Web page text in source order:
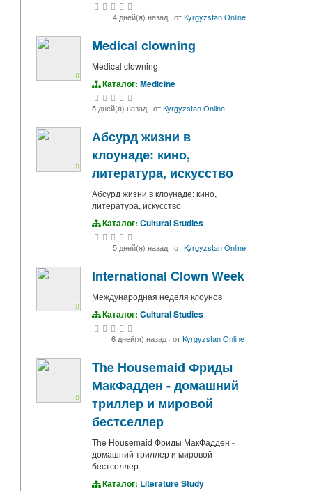
4 дней(я) назад· отKyrgyzstan Online
Medical clowning
Medical clowning
Каталог: Medicine
5 дней(я) назад· отKyrgyzstan Online
Абсурд жизни в
клоунаде: кино,
литература, искусство
Абсурд жизни в клоунаде: кино,
литература, искусство
Каталог: Cultural Studies
5 дней(я) назад· отKyrgyzstan Online
International Clown Week
Международная неделя клоунов
Каталог: Cultural Studies
6 дней(я) назад· отKyrgyzstan Online
The Housemaid Фриды
МакФадден - домашний
триллер и мировой
бестселлер
The Housemaid Фриды МакФадден -
домашний триллер и мировой
бестселлер
Каталог: Literature Study